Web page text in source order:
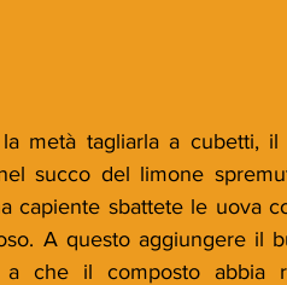
metà tagliarla a cubetti,
succo del limone
capiente sbattete le uova
A questo aggiungere il
che il composto abbia